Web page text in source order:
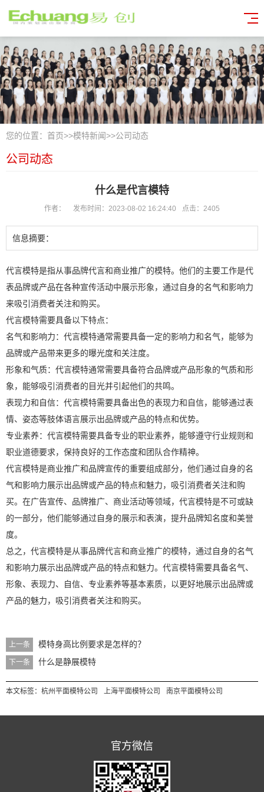
您的位置： 首页>>模特新闻>>公司动态
公司动态
什么是代言模特
作者： 发布时间：2023-08-02 16:24:40 点击：2405
信息摘要：
代言模特是指从事品牌代言和商业推广的模特。他们的主要工作是代
表品牌或产品在各种宣传活动中展示形象，通过自身的名气和影响力
来吸引消费者关注和购买。
代言模特需要具备以下特点：
名气和影响力：代言模特通常需要具备一定的影响力和名气，能够为
品牌或产品带来更多的曝光度和关注度。
形象和气质：代言模特通常需要具备符合品牌或产品形象的气质和形
象，能够吸引消费者的目光并引起他们的共鸣。
表现力和自信：代言模特需要具备出色的表现力和自信，能够通过表
情、姿态等肢体语言展示出品牌或产品的特点和优势。
专业素养：代言模特需要具备专业的职业素养，能够遵守行业规则和
职业道德要求，保持良好的工作态度和团队合作精神。
代言模特是商业推广和品牌宣传的重要组成部分，他们通过自身的名
气和影响力展示出品牌或产品的特点和魅力，吸引消费者关注和购
买。在广告宣传、品牌推广、商业活动等领域，代言模特是不可或缺
的一部分，他们能够通过自身的展示和表演，提升品牌知名度和美誉
度。
总之，代言模特是从事品牌代言和商业推广的模特，通过自身的名气
和影响力展示出品牌或产品的特点和魅力。代言模特需要具备名气、
形象、表现力、自信、专业素养等基本素质，以更好地展示出品牌或
产品的魅力，吸引消费者关注和购买。
上一条 模特身高比例要求是怎样的？
下一条 什么是静展模特
本文标签： 杭州平面模特公司 上海平面模特公司 南京平面模特公司
官方微信